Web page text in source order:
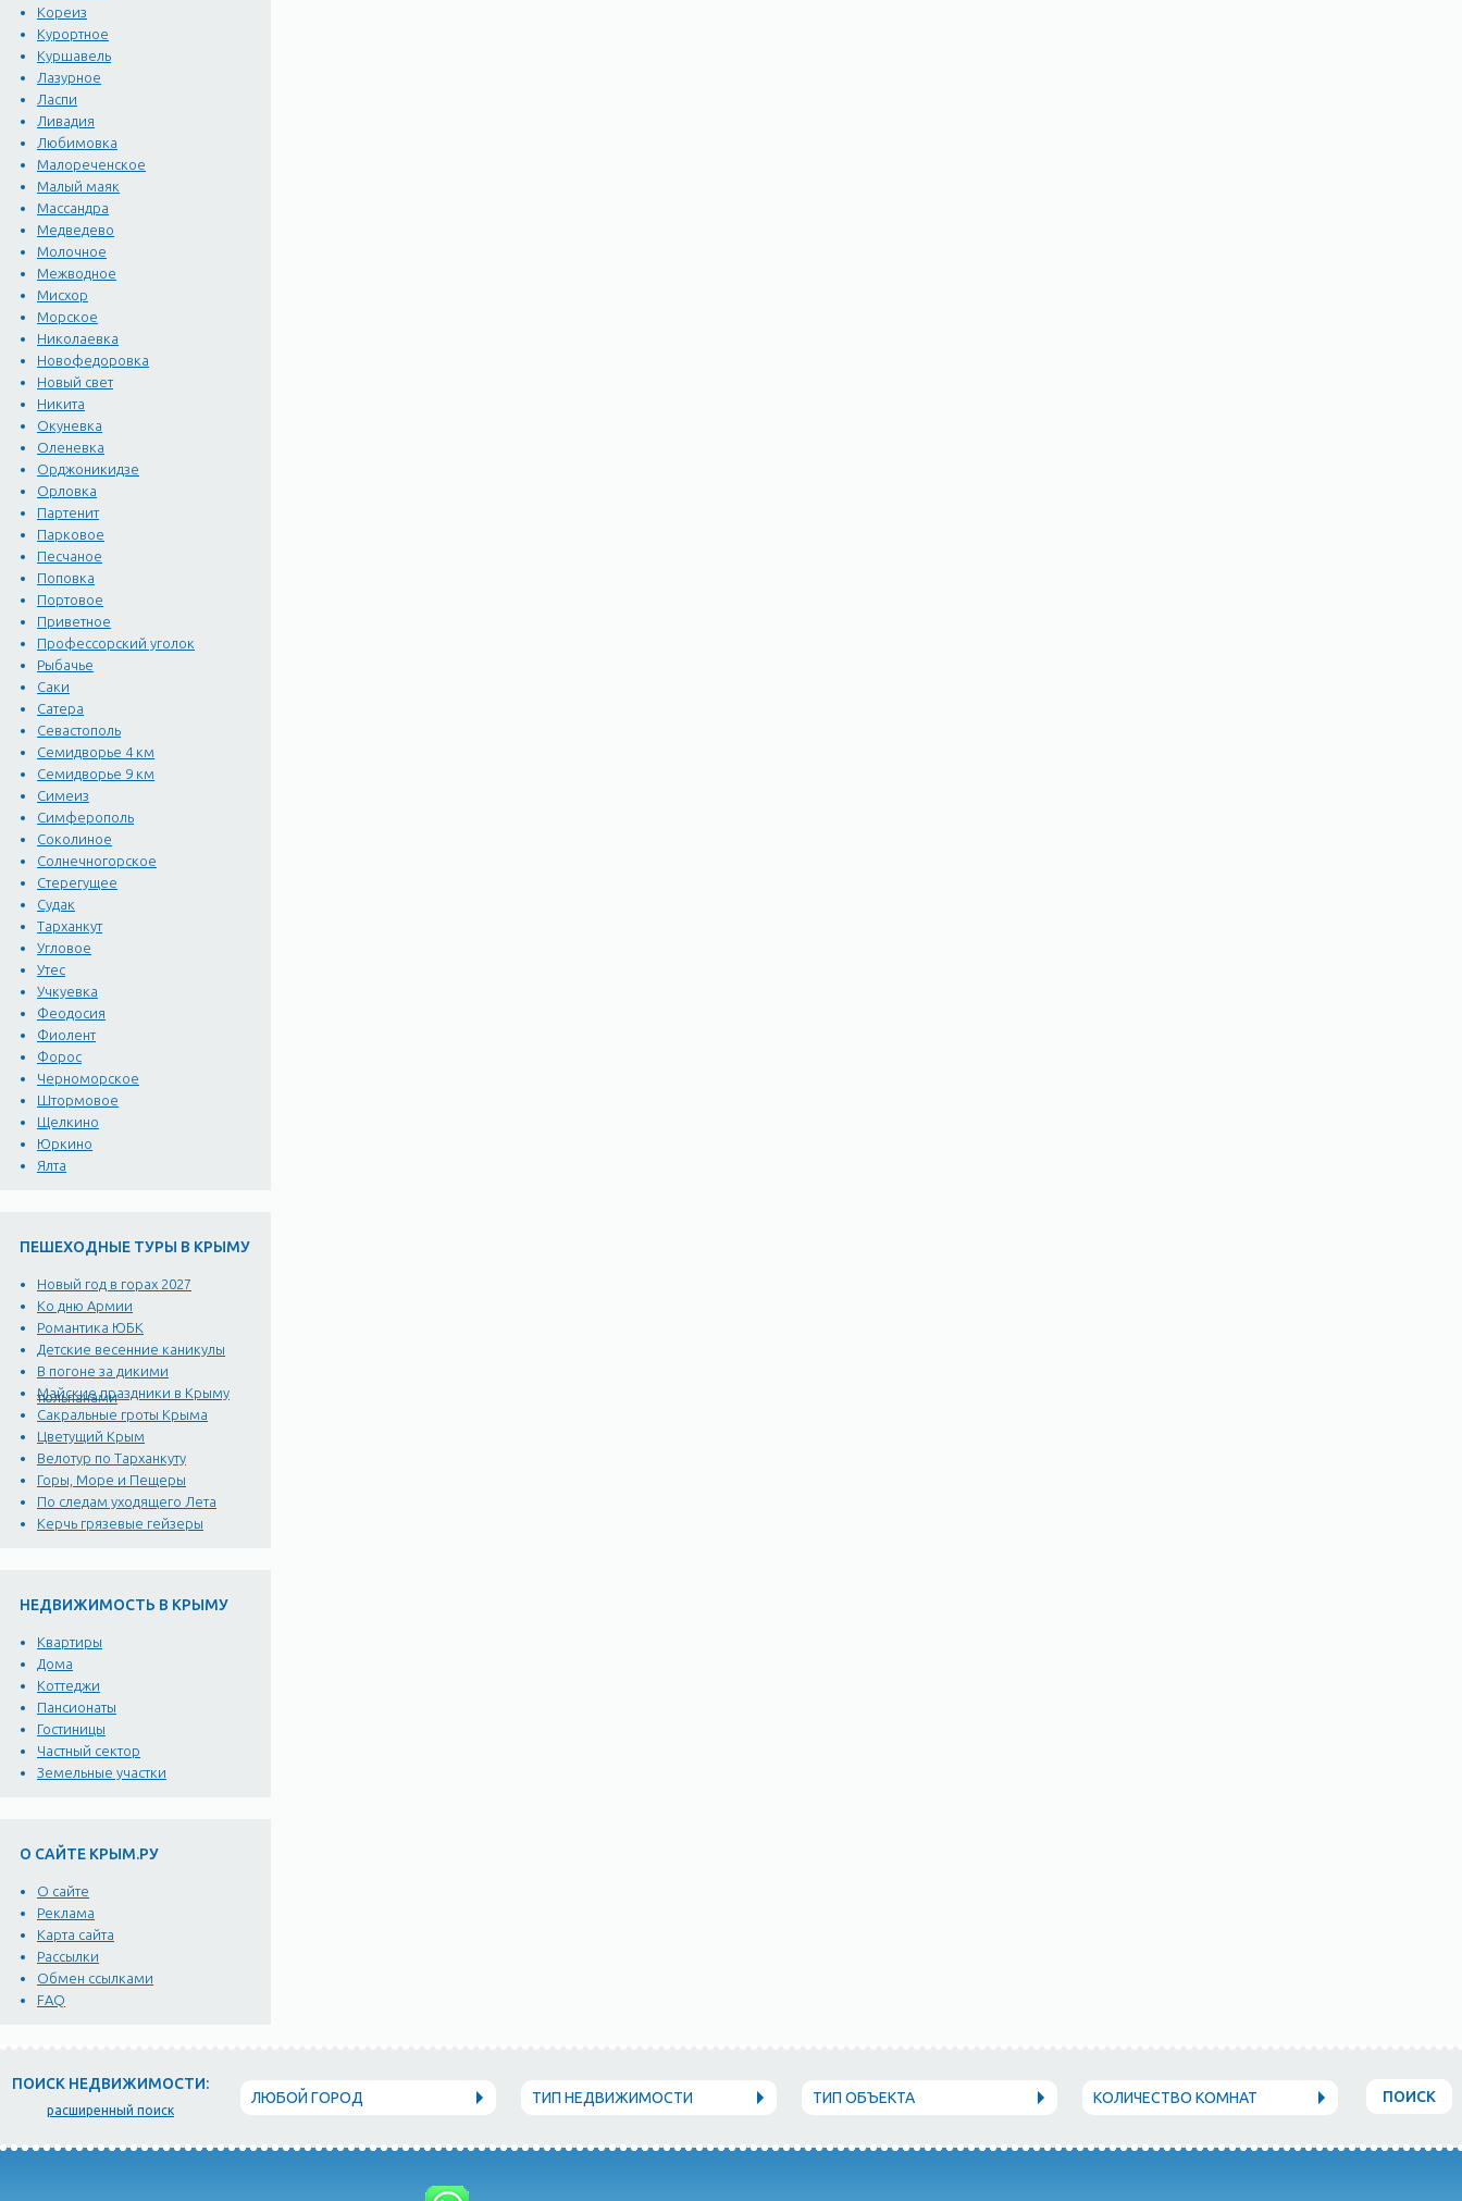
Кореиз
Курортное
Куршавель
Лазурное
Ласпи
Ливадия
Любимовка
Малореченское
Малый маяк
Массандра
Медведево
Молочное
Межводное
Мисхор
Морское
Николаевка
Новофедоровка
Новый свет
Никита
Окуневка
Оленевка
Орджоникидзе
Орловка
Партенит
Парковое
Песчаное
Поповка
Портовое
Приветное
Профессорский уголок
Рыбачье
Саки
Сатера
Севастополь
Семидворье 4 км
Семидворье 9 км
Симеиз
Симферополь
Соколиное
Солнечногорское
Стерегущее
Судак
Тарханкут
Угловое
Утес
Учкуевка
Феодосия
Фиолент
Форос
Черноморское
Штормовое
Щелкино
Юркино
Ялта
ПЕШЕХОДНЫЕ ТУРЫ В КРЫМУ
Новый год в горах 2027
Ко дню Армии
Романтика ЮБК
Детские весенние каникулы
В погоне за дикими
тюльпанами
Майские праздники в Крыму
Сакральные гроты Крыма
Цветущий Крым
Велотур по Тарханкуту
Горы, Море и Пещеры
По следам уходящего Лета
Керчь грязевые гейзеры
НЕДВИЖИМОСТЬ В КРЫМУ
Квартиры
Дома
Коттеджи
Пансионаты
Гостиницы
Частный сектор
Земельные участки
О САЙТЕ КРЫМ.РУ
О сайте
Реклама
Карта сайта
Рассылки
Обмен ссылками
FAQ
ПОИСК НЕДВИЖИМОСТИ:
расширенный поиск
ЛЮБОЙ ГОРОД ТИП НЕДВИЖИМОСТИ ТИП ОБЪЕКТА КОЛИЧЕСТВО КОМНАТ ПОИСК